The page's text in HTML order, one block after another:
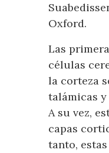
Oxford.
Las
células
la corteza
talámicas
A su vez,
capas
tanto,